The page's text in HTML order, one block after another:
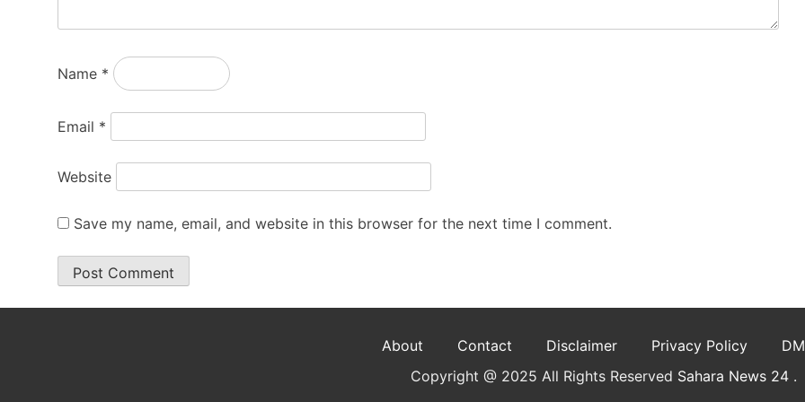
Name *
Email *
Website
Save my name, email, and website in this browser for the next time I comment.
About Contact Disclaimer Privacy Policy
Copyright @ 2025 All Rights Reserved Sahara News 24 .